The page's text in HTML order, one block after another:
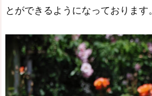
とができるようになっております。